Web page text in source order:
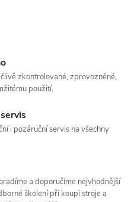
zkontrolované, zprovozněné,
použití.
i pozáruční servis na všechny
a doporučíme nejvhodnější
školení při koupi stroje a